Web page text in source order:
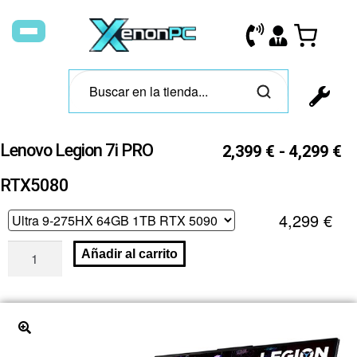
Lenovo Legion 7i PRO
RTX5080
2,399 € - 4,299 €
4,299 €
Añadir al carrito